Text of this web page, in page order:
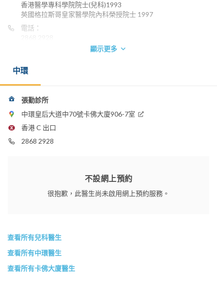
香港醫學專科學院院士(兒科)1993
英國格拉斯哥皇家醫學院內科榮授院士 1997
電話：
顯示更多
中環
張勤診所
中環皇后大道中70號卡佛大廈906-7室
香港 C 出口
2868 2928
不設網上預約
很抱歉，此醫生尚未啟用網上預約服務。
查看所有兒科醫生
查看所有中環醫生
查看所有卡佛大廈醫生